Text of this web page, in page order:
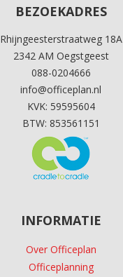
BEZOEKADRES
Rhijngeesterstraatweg 18A
2342 AM Oegstgeest
088-0204666
info@officeplan.nl
KVK: 59595604
BTW: 853561151
INFORMATIE
Over Officeplan
Officeplanning